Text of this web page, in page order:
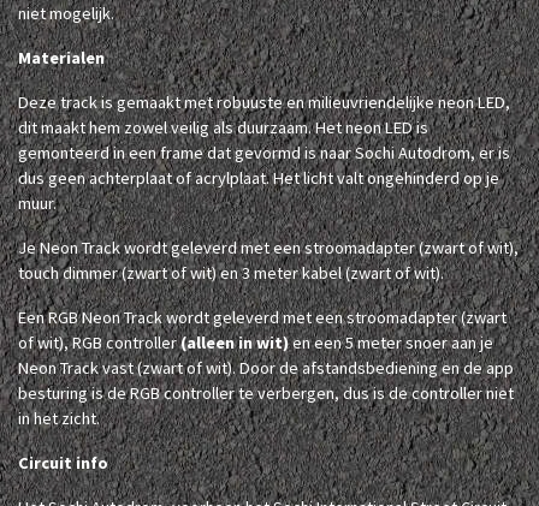
niet mogelijk.
Materialen
Deze track is gemaakt met robuuste en milieuvriendelijke neon LED,
dit maakt hem zowel veilig als duurzaam. Het neon LED is
gemonteerd in een frame dat gevormd is naar Sochi Autodrom, er is
dus geen achterplaat of acrylplaat. Het licht valt ongehinderd op je
muur.
Je Neon Track wordt geleverd met een stroomadapter (zwart of wit),
touch dimmer (zwart of wit) en 3 meter kabel (zwart of wit).
Een RGB Neon Track wordt geleverd met een stroomadapter (zwart
of wit), RGB controller(alleen in wit)en een 5 meter snoer aan je
Neon Track vast (zwart of wit). Door de afstandsbediening en de app
besturing is de RGB controller te verbergen, dus is de controller niet
in het zicht.
Circuit info